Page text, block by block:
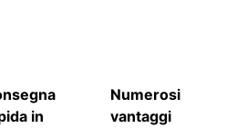
in
Numerosi
vantaggi